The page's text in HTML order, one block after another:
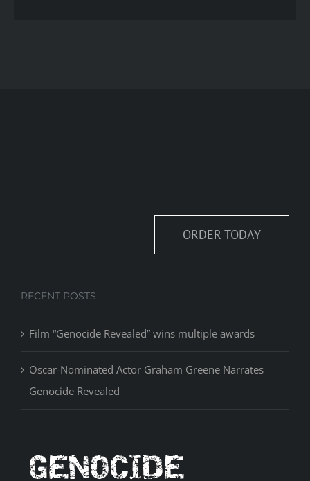
ORDER TODAY
RECENT POSTS
Film “Genocide Revealed” wins multiple awards
Oscar-Nominated Actor Graham Greene Narrates
Genocide Revealed